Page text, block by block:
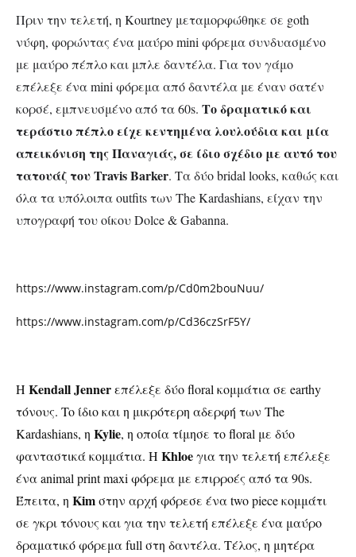
Πριν την τελετή, η Kourtney μεταμορφώθηκε σε goth
νύφη, φορώντας ένα μαύροmini φόρεμα συνδυασμένο
με μαύρο πέπλο και μπλε δαντέλα. Για τον γάμο
επέλεξε έναmini φόρεμα από δαντέλα με έναν σατέν
κορσέ, εμπνευσμένο από τα60s. Το δραματικό και
τεράστιο πέπλο είχε κεντημένα λουλούδια και μία
απεικόνιση της Παναγιάς, σε ίδιο σχέδιο με αυτό του
τατουάζ τουTravis Barker. Τα δύοbridal looks, καθώς και
όλα τα υπόλοιπαoutfitsτων The Kardashians, είχαν την
υπογραφή του οίκουDolce & Gabanna.
https://www.instagram.com/p/Cd0m2bouNuu/
https://www.instagram.com/p/Cd36czSrF5Y/
Η Kendall Jennerεπέλεξε δύοfloral κομμάτια σε earthy
τόνους. Toίδιο και η μικρότερη αδερφή των The
Kardashians, η Kylie, η οποία τίμησε τοfloral με δύο
φανταστικά κομμάτια. Η Khloeγια την τελετή επέλεξε
έναanimal print maxi φόρεμα με επιρροές από τα90s.
Έπειτα, η Kimστην αρχή φόρεσε έναtwo pieceκομμάτι
σε γκρι τόνους και για την τελετή επέλεξε ένα μαύρο
δραματικό φόρεμαfull στη δαντέλα. Τέλος, η μητέρα